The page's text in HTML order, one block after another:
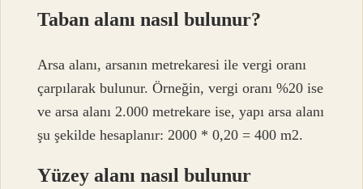
Taban alanı nasıl bulunur?
Arsa alanı, arsanın metrekaresi ile vergi oranı
çarpılarak bulunur. Örneğin, vergi oranı %20 ise
ve arsa alanı 2.000 metrekare ise, yapı arsa alanı
şu şekilde hesaplanır: 2000 * 0,20 = 400 m2.
Yüzey alanı nasıl bulunur